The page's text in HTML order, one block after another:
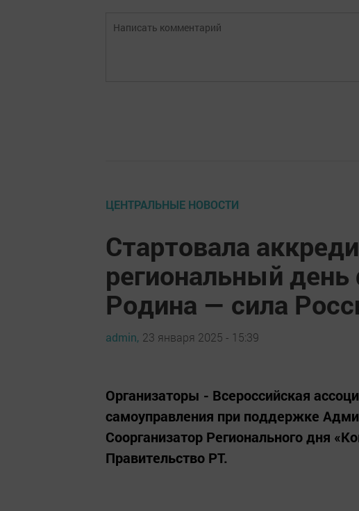
ЦЕНТРАЛЬНЫЕ НОВОСТИ
Стартовала
региональный
Родина — сила
admin, 23 января 2025 - 15:39
Организаторы - Всероссийская
самоуправления при поддержке
Соорганизатор Регионального дня
Правительство РТ.